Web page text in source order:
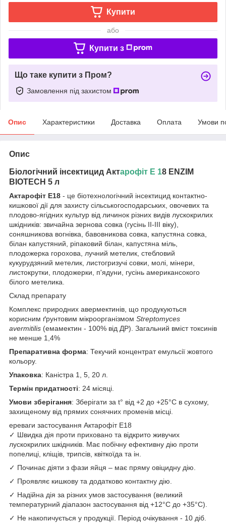
Купити
або
Купити з
Що таке купити з Пром?
Замовлення під захистом
Опис Характеристики Доставка Оплата Умови
Опис
Біологічний інсектицид Актарофіт Е 18 ENZIM
BIOTECH 5 л
Актарофіт Е18 - це біотехнологічний інсектицид контактно-
кишкової дії для захисту сільськогосподарських, овочевих та
плодово-ягідних культур від личинок різних видів лускокрилих
шкідників: звичайна зернова совка (гусінь ІІ-ІІІ віку),
соняшникова вогнівка, бавовникова совка, капустяна совка,
білан капустяний, ріпаковий білан, капустяна міль,
плодожерка горохова, лучний метелик, стебловий
кукурудзяний метелик, листогризучі совки, молі, мінери,
листокрутки, плодожерки, п'ядуни, гусінь американсокого
білого метелика.
Склад препарату
Комплекс природних авермектинів, що продукуються
корисним ґрунтовим мікроорганізмом Streptomyces
avermitilis (емамектин - 100% від ДР). Загальний вміст токсинів
не менше 1,4%
Препаративна форма: Текучий концентрат емульсії жовтого
кольору.
Упаковка: Каністра 1, 5, 20 л.
Термін придатності: 24 місяці.
Умови зберігання: Зберігати за t° від +2 до +25°С в сухому,
захищеному від прямих сонячних променів місці.
ереваги застосування Актарофіт Е18
✓ Швидка дія проти приховано та відкрито живучих
лускокрилих шкідників. Має побічну ефективну дію проти
попелиці, кліщів, трипсів, квіткоїда та ін.
✓ Починає діяти з фази яйця – має пряму овіцидну дію.
✓ Проявляє кишкову та додатково контактну дію.
✓ Надійна дія за різних умов застосування (великий
температурний діапазон застосування від +12°С до +35°С).
✓ Не накопичується у продукції. Період очікування - 10 діб.